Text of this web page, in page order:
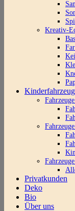
Kreativ-
Privatkunden
Deko
Bio
Über uns